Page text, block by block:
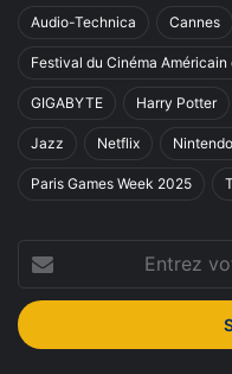
Audio-Technica Cannes
Festival du Cinéma
GIGABYTE Harry Potter
Jazz Netflix Nintendo
Paris Games Week 2025
votre
adresse
Email